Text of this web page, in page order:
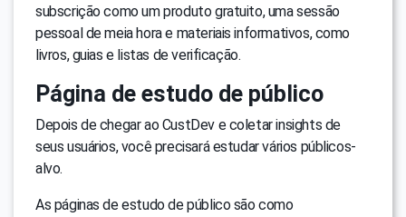
subscrição como um produto gratuito, uma sessão
pessoal de meia hora e materiais informativos, como
livros, guias e listas de verificação.
Página de estudo de público
Depois de chegar ao CustDev e coletar insights de
seus usuários, você precisará estudar vários públicos-
alvo.
As páginas de estudo de público são como